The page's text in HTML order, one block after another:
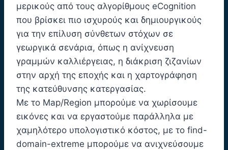
μερικούς από τους αλγορίθμους eCognition
που βρίσκει πιο ισχυρούς και δημιουργικούς
για την επίλυση σύνθετων στόχων σε
γεωργικά σενάρια, όπως η ανίχνευση
γραμμών καλλιέργειας, η διάκριση ζιζανίων
στην αρχή της εποχής και η χαρτογράφηση
της κατεύθυνσης κατεργασίας.
Με το Map/Region μπορούμε να χωρίσουμε
εικόνες και να εργαστούμε παράλληλα με
χαμηλότερο υπολογιστικό κόστος, με το find-
domain-extreme μπορούμε να ανιχνεύσουμε